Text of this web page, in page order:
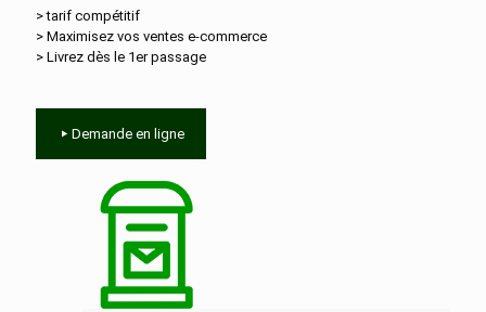
> tarif compétitif
> Maximisez vos ventes e‑commerce
> Livrez dès le 1er passage
Demande en ligne